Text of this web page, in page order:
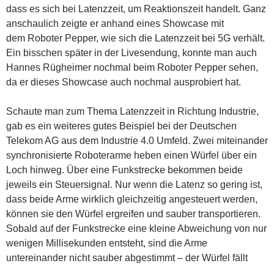
dass es sich bei Latenzzeit, um Reaktionszeit handelt. Ganz
anschaulich zeigte er anhand eines Showcase mit
dem Roboter Pepper, wie sich die Latenzzeit bei 5G verhält.
Ein bisschen später in der Livesendung, konnte man auch
Hannes Rügheimer nochmal beim Roboter Pepper sehen,
da er dieses Showcase auch nochmal ausprobiert hat.
Schaute man zum Thema Latenzzeit in Richtung Industrie,
gab es ein weiteres gutes Beispiel bei der Deutschen
Telekom AG aus dem Industrie 4.0 Umfeld. Zwei miteinander
synchronisierte Roboterarme heben einen Würfel über ein
Loch hinweg. Über eine Funkstrecke bekommen beide
jeweils ein Steuersignal. Nur wenn die Latenz so gering ist,
dass beide Arme wirklich gleichzeitig angesteuert werden,
können sie den Würfel ergreifen und sauber transportieren.
Sobald auf der Funkstrecke eine kleine Abweichung von nur
wenigen Millisekunden entsteht, sind die Arme
untereinander nicht sauber abgestimmt – der Würfel fällt